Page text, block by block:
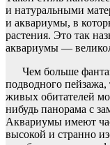
и натуральными
и аквариумы, в
растения. Это так
аквариумы —
Чем больше
подводного пейзажа,
живых обитателей
нибудь панорама с
Аквариумы имеют
высокой и странно